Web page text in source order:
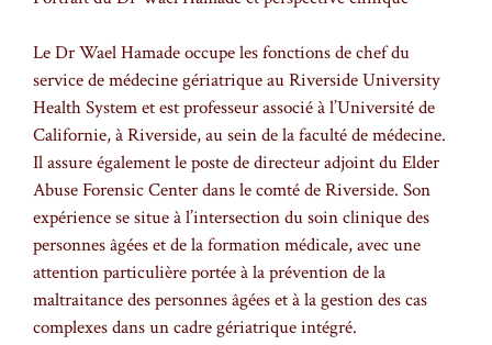
Le Dr Wael Hamade occupe les fonctions de chef du
service de médecine gériatrique au Riverside University
Health System et est professeur associé à l’Université de
Californie, à Riverside, au sein de la faculté de médecine.
Il assure également le poste de directeur adjoint du Elder
Abuse Forensic Center dans le comté de Riverside. Son
expérience se situe à l’intersection du soin clinique des
personnes âgées et de la formation médicale, avec une
attention particulière portée à la prévention de la
maltraitance des personnes âgées et à la gestion des cas
complexes dans un cadre gériatrique intégré.